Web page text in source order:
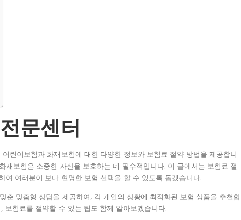
문센터
린이보험과 화재보험에 대한 다양한 정보와 보험료 절약 방법을 제공합니
재보험은 소중한 자산을 보호하는 데 필수적입니다. 이 글에서는 보험료 절
여러분이 보다 현명한 보험 선택을 할 수 있도록 돕겠습니다.
춘 맞춤형 상담을 제공하여, 각 개인의 상황에 최적화된 보험 상품을 추천합
험료를 절약할 수 있는 팁도 함께 알아보겠습니다.